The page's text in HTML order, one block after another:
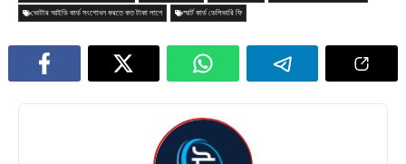
ভোটার আইডি কার্ড সংশোধন করতে কত টাকা লাগে স্মার্ট কার্ড ডেলিভারি ফি